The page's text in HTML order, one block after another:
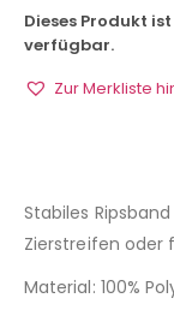
Dieses Produkt
verfügbar.
Zur Merkliste
Stabiles
Zierstreifen oder
Material: 100%